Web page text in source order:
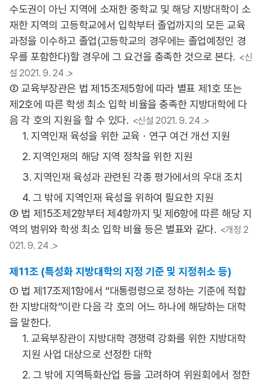
수도권이 아닌 지역에 소재한 중학교 및 해당 지방대학이 소
재한 지역의 고등학교에서 입학부터 졸업까지의 모든 교육
과정을 이수하고 졸업(고등학교의 경우에는 졸업예정인 경
우를 포함한다)할 경우에 그 요건을 충족한 것으로 본다. <신
설 2021. 9. 24 .>
② 교육부장관은 법 제15조제5항에 따라 별표 제1호 또는
제2호에 따른 학생 최소 입학 비율을 충족한 지방대학에 다
음 각 호의 지원을 할 수 있다. <신설 2021. 9. 24 .>
1. 지역인재 육성을 위한 교육ㆍ연구 여건 개선 지원
2. 지역인재의 해당 지역 정착을 위한 지원
3. 지역인재 육성과 관련된 각종 평가에서의 우대 조치
4. 그 밖에 지역인재 육성을 위하여 필요한 지원
③ 법 제15조제2항부터 제4항까지 및 제6항에 따른 해당 지
역의 범위와 학생 최소 입학 비율 등은 별표와 같다. <개정 2
021. 9. 24 .>
제11조 (특성화 지방대학의 지정 기준 및 지정취소 등)
① 법 제17조제1항에서 “대통령령으로 정하는 기준에 적합
한 지방대학”이란 다음 각 호의 어느 하나에 해당하는 대학
을 말한다.
1. 교육부장관이 지방대학 경쟁력 강화를 위한 지방대학
지원 사업 대상으로 선정한 대학
2. 그 밖에 지역특화산업 등을 고려하여 위원회에서 정한